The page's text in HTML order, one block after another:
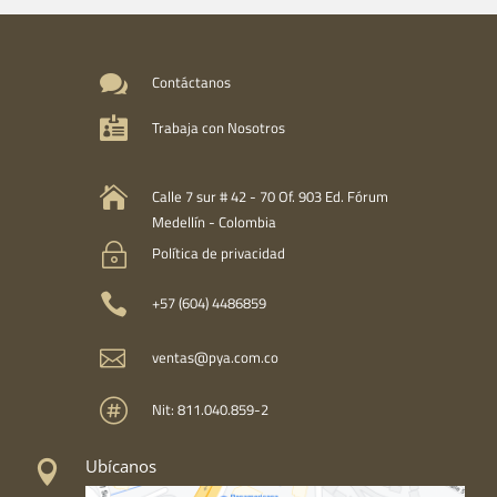
$ 1.200.000
 Contáctanos
 Trabaja con Nosotros

Calle 7 sur # 42 - 70 Of. 903 Ed. Fórum
Medellín - Colombia
~ Política de privacidad
 +57 (604) 4486859
 ventas@pya.com.co
 Nit: 811.040.859-2
 Ubícanos